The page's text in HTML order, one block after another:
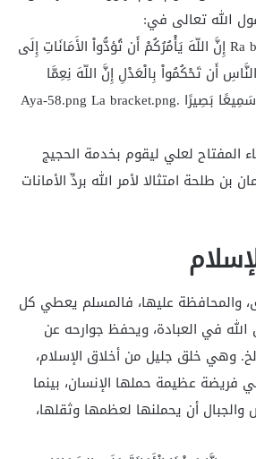
الله تعالى في:
سورة النساءRa bracket.png إِنَّ اللّهَ يَأْمُرُكُمْ أَن تُؤدُّواْ الأَمَانَاتِ إِلَى
أَن تَحْكُمُواْ بِالْعَدْلِ إِنَّ اللّهَ نِعِمَّا
يَعِظُكُم بِهِ إِنَّ اللّهَ كَانَ سَمِيعًا بَصِيرًا Aya-58.png La bracket.png.
المفتاح لعلي ليقوم بخدمة الحجيج
طلحة امتثالا لأمر الله بردِّ الأمانات
والمحافظة عليها، فالمسلم يعطي كل
في العبادة، ويحفظ جوارحه عن
وهي خلق جليل من أخلاق الإسلام،
عظيمة حملها الإنسان، بينما
أن يحملنها لعظمها وثقلها،